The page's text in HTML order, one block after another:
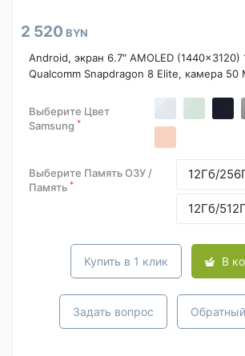
2 520 BYN
Android, экран 6.7" AMOLED (1440x3120)
Qualcomm Snapdragon 8 Elite, камера 50
Выберите Цвет
Samsung *
Выберите Память ОЗУ /
Память *
12Гб/
12Гб/
Купить в 1 клик В
Задать вопрос